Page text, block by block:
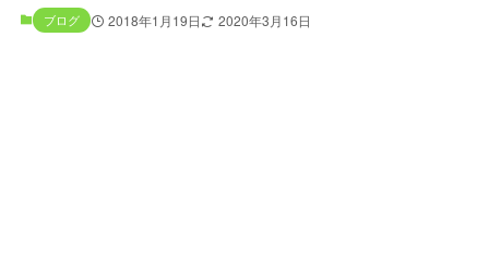
ブログ 2018年1月19日 2020年3月16日